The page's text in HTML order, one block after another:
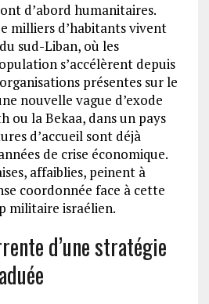
d’abord humanitaires.
milliers d’habitants vivent
sud-Liban, où les
s’accélèrent depuis
présentes sur le
nouvelle vague d’exode
ou la Bekaa, dans un pays
d’accueil sont déjà
de crise économique.
affaiblies, peinent à
coordonnée face à cette
militaire israélien.
d’une stratégie